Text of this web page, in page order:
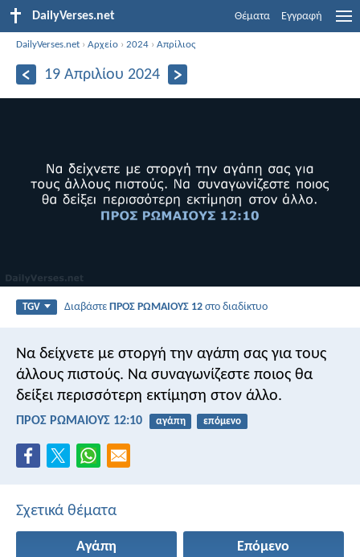
DailyVerses.net Θέματα Εγγραφή
DailyVerses.net ›Αρχείο ›2024 ›Απρίλιος
19 Απριλίου 2024
TGV ΔιαβάστεΠΡΟΣ ΡΩΜΑΙΟΥΣ 12 στο διαδίκτυο
Να δείχνετε με στοργή την αγάπη σας για τους
άλλους πιστούς. Να συναγωνίζεστε ποιος θα
δείξει περισσότερη εκτίμηση στον άλλο.
ΠΡΟΣ ΡΩΜΑΙΟΥΣ 12:10 αγάπη επόμενο
Σχετικά θέματα
Αγάπη Επόμενο